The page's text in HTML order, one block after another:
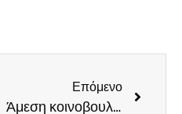
Επόμενο
Άμεση κοινοβουλευτική πρωτοβουλία του Φραγκίσκου Παρασύρη μετά τη σύσκεψη ΓΕΩΤΕΕ και Γεωτεχνικών στο Ηράκλειο